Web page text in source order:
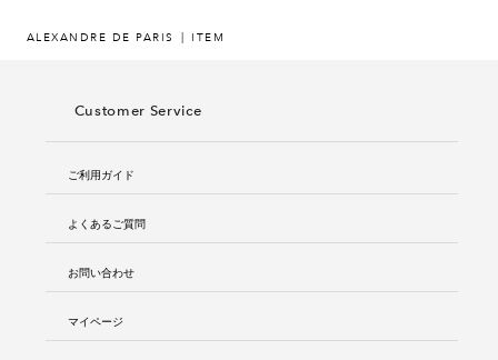
ALEXANDRE DE PARIS ITEM
Customer Service
ご利用ガイド
よくあるご質問
お問い合わせ
マイページ